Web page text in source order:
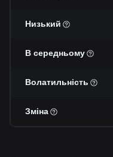
Низький
В середньому
Волатильність
Зміна